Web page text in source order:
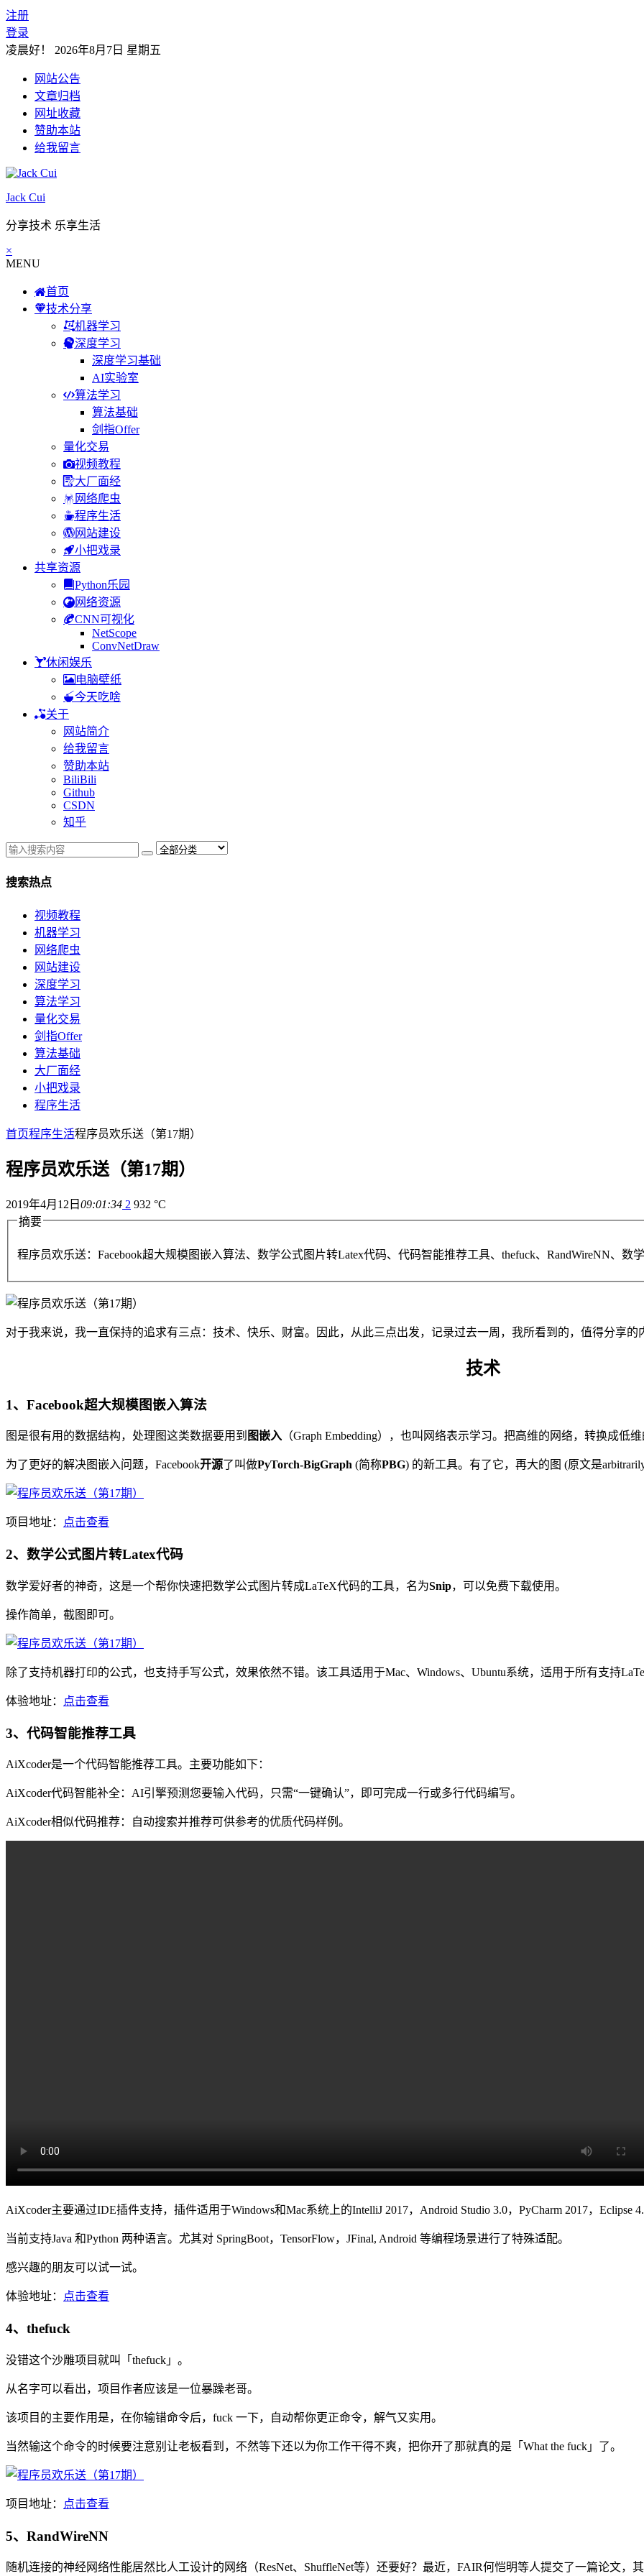
注册
登录
凌晨好！ 2026年8月7日 星期五
网站公告
文章归档
网址收藏
赞助本站
给我留言
Jack Cui
分享技术 乐享生活
×
MENU
首页
技术分享
机器学习
深度学习
深度学习基础
AI实验室
算法学习
算法基础
剑指Offer
量化交易
视频教程
大厂面经
网络爬虫
程序生活
网站建设
小把戏录
共享资源
Python乐园
网络资源
CNN可视化
NetScope
ConvNetDraw
休闲娱乐
电脑壁纸
今天吃啥
关于
网站简介
给我留言
赞助本站
BiliBili
Github
CSDN
知乎
搜索热点
视频教程
机器学习
网络爬虫
网站建设
深度学习
算法学习
量化交易
剑指Offer
算法基础
大厂面经
小把戏录
程序生活
首页程序生活程序员欢乐送（第17期）
程序员欢乐送（第17期）
2019年4月12日 09:01:34 2 932 °C
摘要
程序员欢乐送：Facebook超大规模图嵌入算法、数学公式图片转Latex代码、代码智能推荐工具、thefuck、RandWireNN、数
对于我来说，我一直保持的追求有三点：技术、快乐、财富。因此，从此三点出发，记录过去一周，我所看到的，值得分享的
技术
1、Facebook超大规模图嵌入算法
图是很有用的数据结构，处理图这类数据要用到 图嵌入 （Graph Embedding），也叫网络表示学习。把高维的网络，转换成低
为了更好的解决图嵌入问题，Facebook开源 了叫做PyTorch-BigGraph (简称PBG) 的新工具。有了它，再大的图 (原文是
项目地址： 点击查看
2、数学公式图片转Latex代码
数学爱好者的神奇，这是一个帮你快速把数学公式图片转成LaTeX代码的工具，名为Snip，可以免费下载使用。
操作简单，截图即可。
除了支持机器打印的公式，也支持手写公式，效果依然不错。该工具适用于Mac、Windows、Ubuntu系统，适用于所有支持
体验地址： 点击查看
3、代码智能推荐工具
AiXcoder是一个代码智能推荐工具。主要功能如下：
AiXcoder代码智能补全：AI引擎预测您要输入代码，只需“一键确认”，即可完成一行或多行代码编写。
AiXcoder相似代码推荐：自动搜索并推荐可供参考的优质代码样例。
AiXcoder主要通过IDE插件支持，插件适用于Windows和Mac系统上的IntelliJ 2017，Android Studio 3.0，PyCharm 2017，Eclipse
当前支持Java 和Python 两种语言。尤其对 SpringBoot，TensorFlow，JFinal, Android 等编程场景进行了特殊适配。
感兴趣的朋友可以试一试。
体验地址： 点击查看
4、thefuck
没错这个沙雕项目就叫「thefuck」。
从名字可以看出，项目作者应该是一位暴躁老哥。
该项目的主要作用是，在你输错命令后，fuck 一下，自动帮你更正命令，解气又实用。
当然输这个命令的时候要注意别让老板看到，不然等下还以为你工作干得不爽，把你开了那就真的是「What the fuck」了。
项目地址： 点击查看
5、RandWireNN
随机连接的神经网络性能居然比人工设计的网络（ResNet、ShuffleNet等）还要好？最近，FAIR何恺明等人提交了一篇论文，